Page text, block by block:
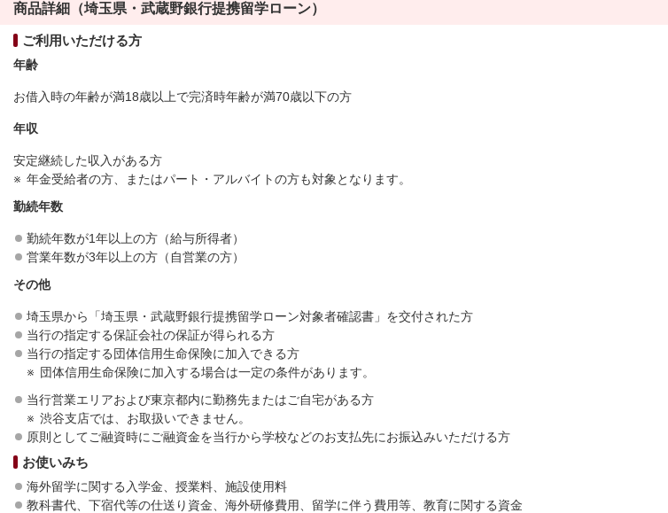
商品詳細（埼玉県・武蔵野銀行提携留学ローン）
ご利用いただける方
年齢
お借入時の年齢が満18歳以上で完済時年齢が満70歳以下の方
年収
安定継続した収入がある方
年金受給者の方、またはパート・アルバイトの方も対象となります。
勤続年数
勤続年数が1年以上の方（給与所得者）
営業年数が3年以上の方（自営業の方）
その他
埼玉県から「埼玉県・武蔵野銀行提携留学ローン対象者確認書」を交付された方
当行の指定する保証会社の保証が得られる方
当行の指定する団体信用生命保険に加入できる方
団体信用生命保険に加入する場合は一定の条件があります。
当行営業エリアおよび東京都内に勤務先またはご自宅がある方
渋谷支店では、お取扱いできません。
原則としてご融資時にご融資金を当行から学校などのお支払先にお振込みいただける方
お使いみち
海外留学に関する入学金、授業料、施設使用料
教科書代、下宿代等の仕送り資金、海外研修費用、留学に伴う費用等、教育に関する資金